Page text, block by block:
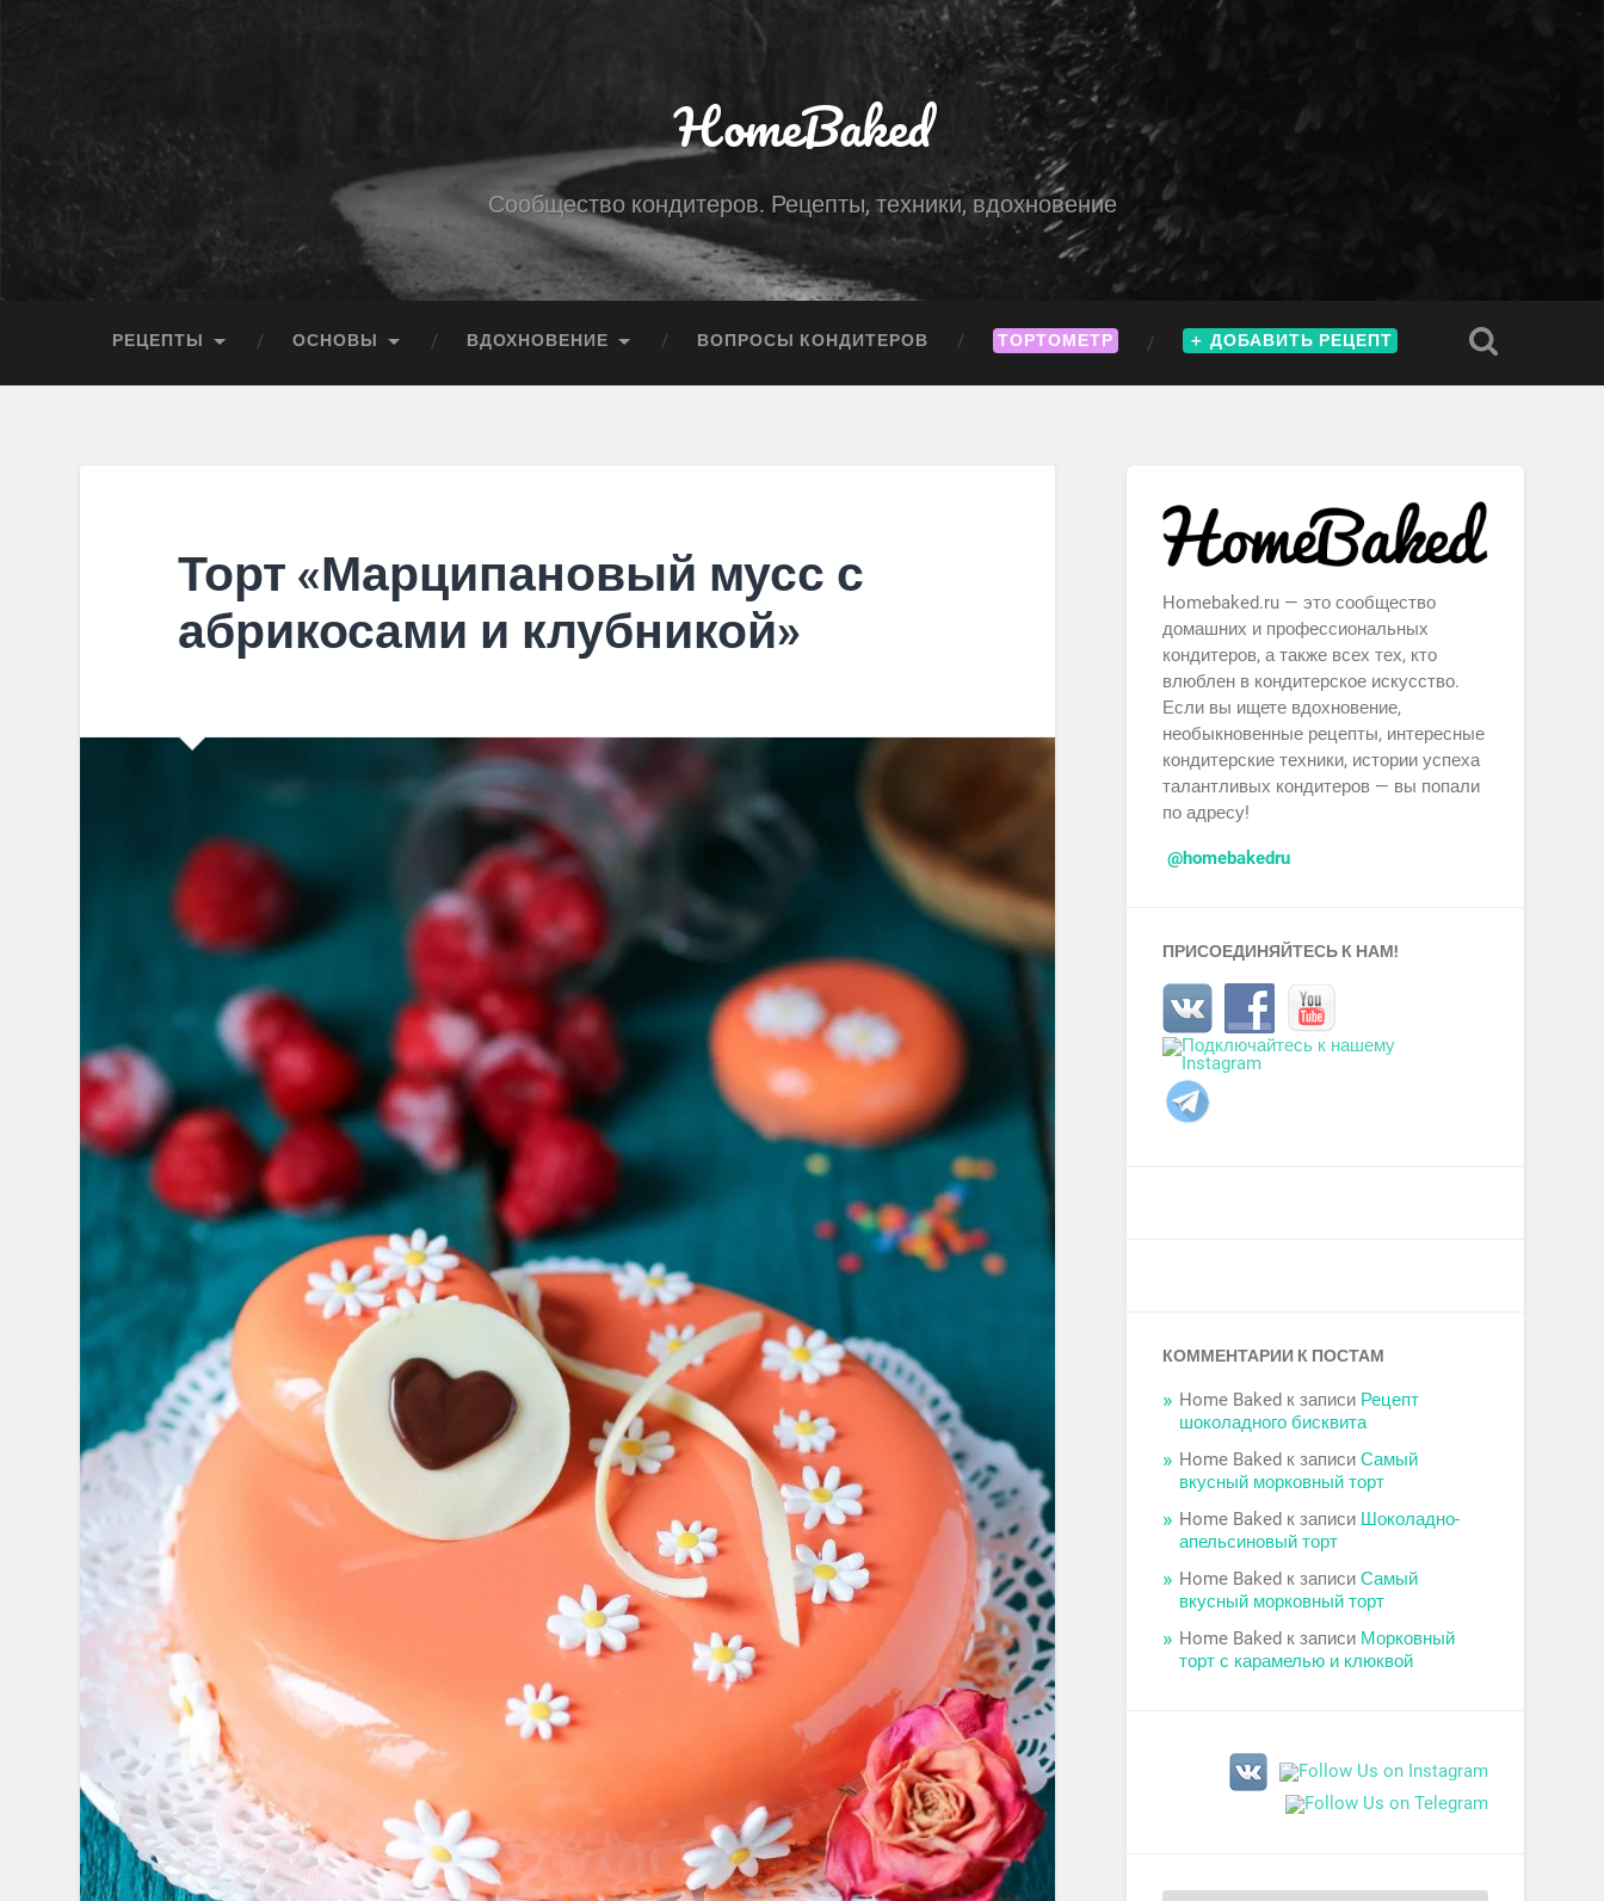
HomeBaked
Сообщество кондитеров. Рецепты, техники, вдохновение
РЕЦЕПТЫ ОСНОВЫ ВДОХНОВЕНИЕ ВОПРОСЫ КОНДИТЕРОВ ТОРТОМЕТР ＋ ДОБАВИТЬ РЕЦЕПТ
Торт «Марципановый мусс с
абрикосами и клубникой»
Homebaked.ru — это сообщество
домашних и профессиональных
кондитеров, а также всех тех, кто
влюблен в кондитерское искусство.
Если вы ищете вдохновение,
необыкновенные рецепты, интересные
кондитерские техники, истории успеха
талантливых кондитеров — вы попали
по адресу!
@homebakedru
ПРИСОЕДИНЯЙТЕСЬ К НАМ!
КОММЕНТАРИИ К ПОСТАМ
Home Baked к записи Рецепт
шоколадного бисквита
Home Baked к записиСамый
вкусный морковный торт
Home Baked к записи Шоколадно-
апельсиновый торт
Home Baked к записиСамый
вкусный морковный торт
Home Baked к записи Морковный
торт с карамелью и клюквой